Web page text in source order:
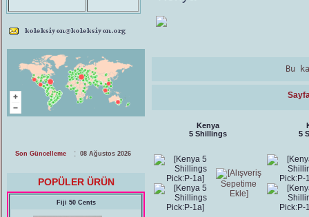
Son Güncelleme : 08 Ağustos 2026
POPÜLER ÜRÜN
Fiji 50 Cents
Bu
Kenya
5 Shillings
5